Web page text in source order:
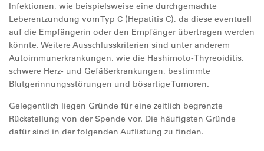
Infektionen, wie beispielsweise eine durchgemachte
Leberentzündung vom Typ C (Hepatitis C), da diese eventuell
auf die Empfängerin oder den Empfänger übertragen werden
könnte. Weitere Ausschlusskriterien sind unter anderem
Autoimmunerkrankungen, wie die Hashimoto-Thyreoiditis,
schwere Herz- und Gefäßerkrankungen, bestimmte
Blutgerinnungsstörungen und bösartige Tumoren.
Gelegentlich liegen Gründe für eine zeitlich begrenzte
Rückstellung von der Spende vor. Die häufigsten Gründe
dafür sind in der folgenden Auflistung zu finden.